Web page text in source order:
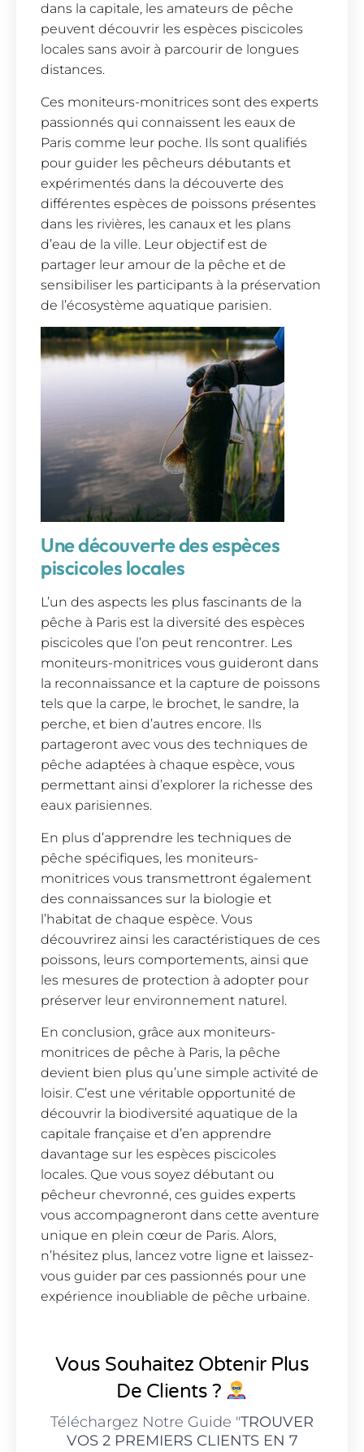
dans la capitale, les amateurs de pêche
peuvent découvrir les espèces piscicoles
locales sans avoir à parcourir de longues
distances.
Ces moniteurs-monitrices sont des experts
passionnés qui connaissent les eaux de
Paris comme leur poche. Ils sont qualifiés
pour guider les pêcheurs débutants et
expérimentés dans la découverte des
différentes espèces de poissons présentes
dans les rivières, les canaux et les plans
d’eau de la ville. Leur objectif est de
partager leur amour de la pêche et de
sensibiliser les participants à la préservation
de l’écosystème aquatique parisien.
Une découverte des espèces
piscicoles locales
L’un des aspects les plus fascinants de la
pêche à Paris est la diversité des espèces
piscicoles que l’on peut rencontrer. Les
moniteurs-monitrices vous guideront dans
la reconnaissance et la capture de poissons
tels que la carpe, le brochet, le sandre, la
perche, et bien d’autres encore. Ils
partageront avec vous des techniques de
pêche adaptées à chaque espèce, vous
permettant ainsi d’explorer la richesse des
eaux parisiennes.
En plus d’apprendre les techniques de
pêche spécifiques, les moniteurs-
monitrices vous transmettront également
des connaissances sur la biologie et
l’habitat de chaque espèce. Vous
découvrirez ainsi les caractéristiques de ces
poissons, leurs comportements, ainsi que
les mesures de protection à adopter pour
préserver leur environnement naturel.
En conclusion, grâce aux moniteurs-
monitrices de pêche à Paris, la pêche
devient bien plus qu’une simple activité de
loisir. C’est une véritable opportunité de
découvrir la biodiversité aquatique de la
capitale française et d’en apprendre
davantage sur les espèces piscicoles
locales. Que vous soyez débutant ou
pêcheur chevronné, ces guides experts
vous accompagneront dans cette aventure
unique en plein cœur de Paris. Alors,
n’hésitez plus, lancez votre ligne et laissez-
vous guider par ces passionnés pour une
expérience inoubliable de pêche urbaine.
Vous Souhaitez Obtenir Plus
De Clients ?
Téléchargez Notre Guide "TROUVER
VOS 2 PREMIERS CLIENTS EN 7